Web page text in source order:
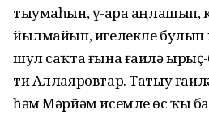
тыумаһын, үҙ-ара аңлашып,
йылмайып, игелекле булып
шул саҡта ғына ғаилә ырыҫ-
ти Аллаяровтар. Татыу
һәм Мәрйәм исемле өс ҡыҙ